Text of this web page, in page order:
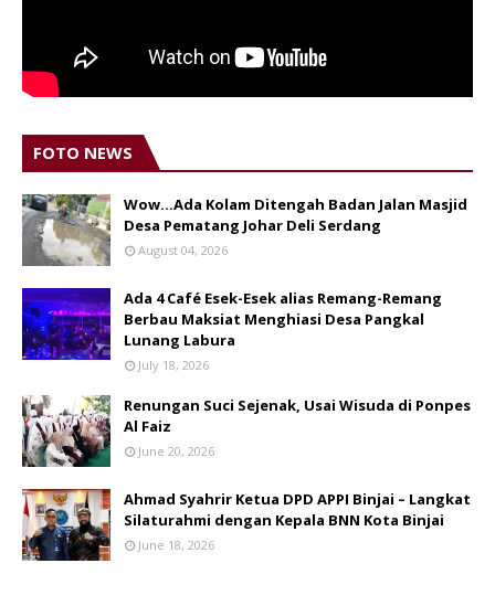
FOTO NEWS
Wow...Ada Kolam Ditengah Badan Jalan Masjid
Desa Pematang Johar Deli Serdang
August 04, 2026
Ada 4 Café Esek-Esek alias Remang-Remang
Berbau Maksiat Menghiasi Desa Pangkal
Lunang Labura
July 18, 2026
Renungan Suci Sejenak, Usai Wisuda di Ponpes
Al Faiz
June 20, 2026
Ahmad Syahrir Ketua DPD APPI Binjai – Langkat
Silaturahmi dengan Kepala BNN Kota Binjai
June 18, 2026